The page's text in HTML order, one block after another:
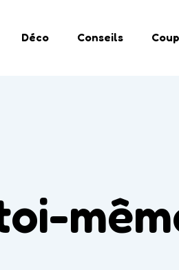
Déco Conseils